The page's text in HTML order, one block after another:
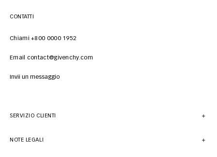
CONTATTI
Chiami +800 0000 1952
Email contact@givenchy.com
Invii un messaggio
SERVIZIO CLIENTI
NOTE LEGALI